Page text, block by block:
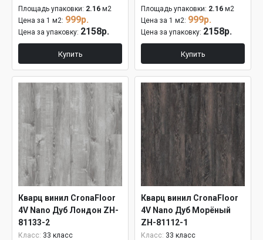
Площадь упаковки: 2.16 м2
Цена за 1 м2: 999р.
Цена за упаковку: 2158р.
Купить
Площадь упаковки: 2.16 м2
Цена за 1 м2: 999р.
Цена за упаковку: 2158р.
Купить
Кварц винил CronaFloor
4V Nano Дуб Лондон ZH-
81133-2
Класс: 33 класс
Кварц винил CronaFloor
4V Nano Дуб Морёный
ZH-81112-1
Класс: 33 класс